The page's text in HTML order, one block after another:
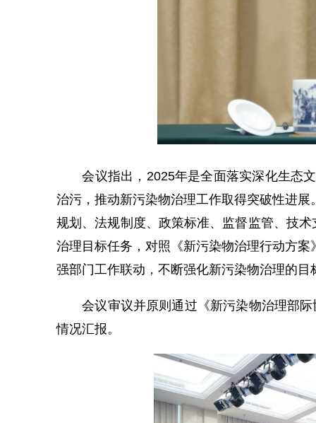
会议指出，2025年是全面落实深化生态文
治污，推动新污染物治理工作取得突破性进
规划、法规制度、政策标准、监督监管、技
治理目标任务，对照《新污染物治理行动方
强部门工作联动，不断强化新污染物治理的
会议审议并原则通过《新污染物治理部际
情况汇报。